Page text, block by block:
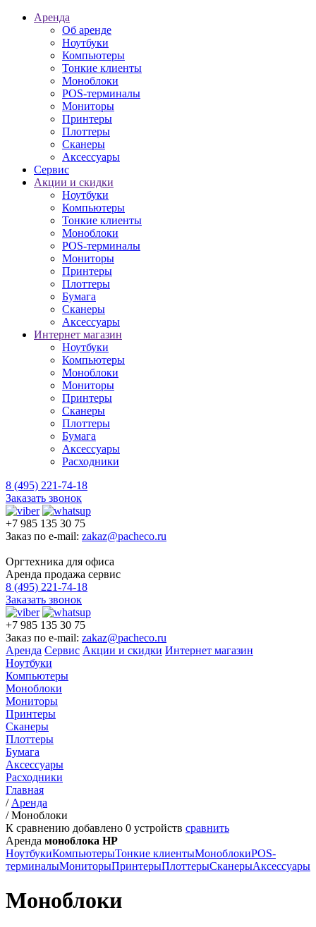
Аренда
Об аренде
Ноутбуки
Компьютеры
Тонкие клиенты
Моноблоки
POS-терминалы
Мониторы
Принтеры
Плоттеры
Сканеры
Аксессуары
Сервис
Акции и скидки
Ноутбуки
Компьютеры
Тонкие клиенты
Моноблоки
POS-терминалы
Мониторы
Принтеры
Плоттеры
Бумага
Сканеры
Аксессуары
Интернет магазин
Ноутбуки
Компьютеры
Моноблоки
Мониторы
Принтеры
Сканеры
Плоттеры
Бумага
Аксессуары
Расходники
8 (495) 221-74-18
Заказать звонок
+7 985 135 30 75
Заказ по e-mail: zakaz@pacheco.ru
Оргтехника для офиса
Аренда продажа сервис
8 (495) 221-74-18
Заказать звонок
+7 985 135 30 75
Заказ по e-mail: zakaz@pacheco.ru
Аренда Сервис Акции и скидки Интернет магазин
Ноутбуки
Компьютеры
Моноблоки
Мониторы
Принтеры
Сканеры
Плоттеры
Бумага
Аксессуары
Расходники
Главная
/ Аренда
/Моноблоки
К сравнению добавлено 0 устройств сравнить
Аренда моноблока HP
НоутбукиКомпьютерыТонкие клиентыМоноблокиPOS-
терминалыМониторыПринтерыПлоттерыСканерыАксессуары
Моноблоки